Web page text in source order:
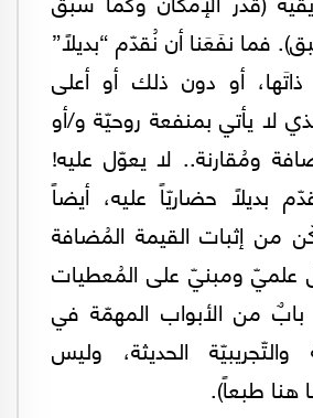
فما نفَعَنا أن نُقدّم “بديلاً”
أو دون ذلك أو أعلى
لا يأتي بمنفعة روحيّة و/أو
ومُقارنة.. لا يعوّل عليه!
بديلاً حضاريّاً عليه، أيضاً
من إثبات القيمة المُضافة
علميّ ومبنيّ على المُعطيات
بابٌ من الأبواب المهمّة في
والتّجريبيّة الحديثة، وليس
هنا طبعاً).